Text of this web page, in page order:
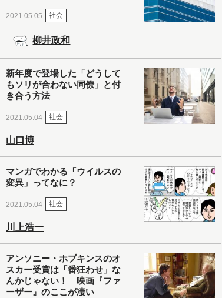
2021.05.05 社会
柳井政和
新年度で登場した「どうして
もソリが合わない同僚」と付
き合う方法
2021.05.04 社会
山口博
マンガでわかる「ウイルスの
変異」ってなに？
2021.05.04 社会
川上浩一
アンソニー・ホプキンスのオ
スカー受賞は「番狂わせ」な
んかじゃない！ 映画『ファ
ーザー』のここが凄い